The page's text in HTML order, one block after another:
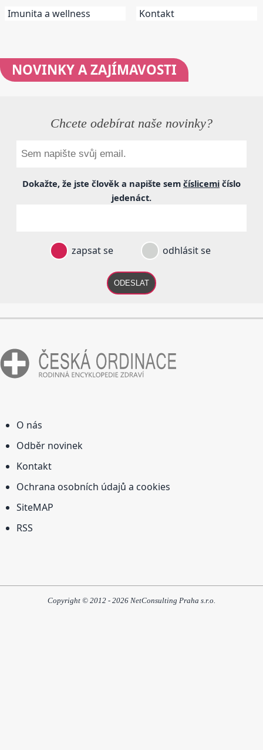
Imunita a wellness Kontakt
NOVINKYA ZAJÍMAVOSTI
Chcete odebírat naše novinky?
Dokažte, že jste člověk a napište sem číslicemi číslo
jedenáct.
zapsat se odhlásit se
ODESLAT
O nás
Odběr novinek
Kontakt
Ochrana osobních údajů a cookies
SiteMAP
RSS
Copyright © 2012 - 2026 NetConsulting Praha s.r.o.